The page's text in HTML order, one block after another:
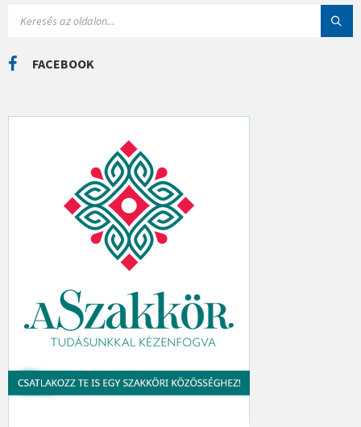
Á
C
H
FACEBOOK